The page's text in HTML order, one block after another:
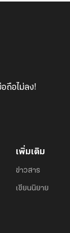
ถือไม่ลง!
เพิ่มเติม
ข่าวสาร
เขียนนิยาย